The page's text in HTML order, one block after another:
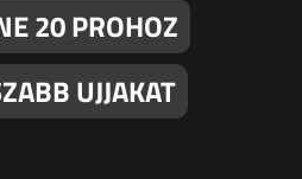
20 PROHOZ
UJJAKAT